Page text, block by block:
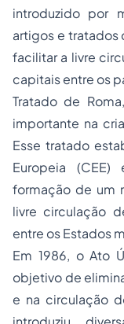
introduzido por
artigos e tratados
facilitar a livre
capitais entre os
Tratado de
importante na
Esse tratado
Europeia
formação de um
livre circulação
entre os Estados
Em 1986, o Ato
objetivo de
e na circulação